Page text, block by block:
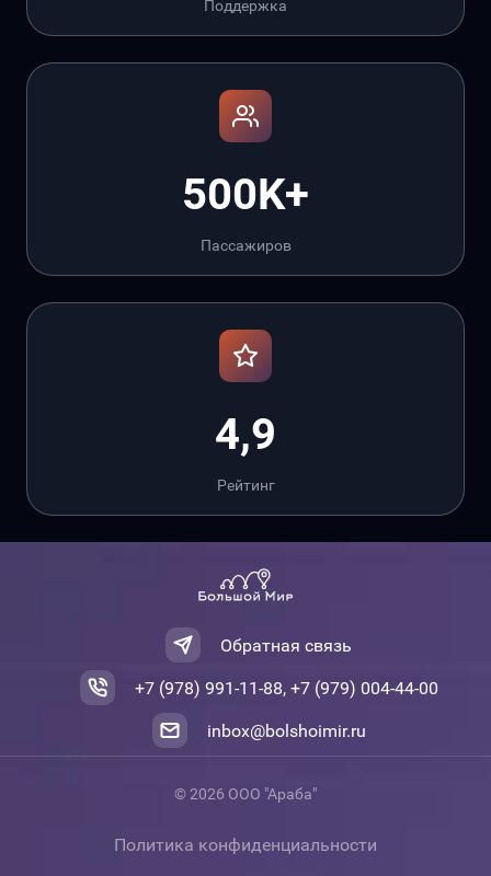
Поддержка
500K+
Пассажиров
4,9
Рейтинг
Обратная связь
+7 (978) 991-11-88, +7 (979) 004-44-00
inbox@bolshoimir.ru
© 2026 ООО "Араба"
Политика конфиденциальности